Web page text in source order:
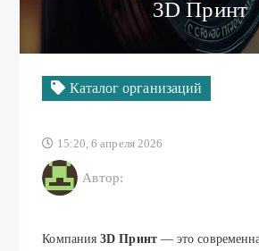
3D Принт
Каталог организаций
15:20, 6 апреля 2026
Автор:
Компания3D Принт— это